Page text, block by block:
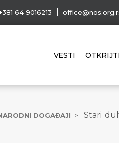
64 9016213
VESTI
DOGAĐAJI
Stari